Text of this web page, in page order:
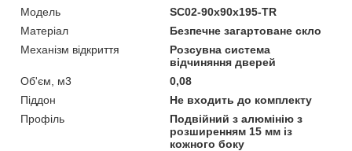
Мoдель
SC02-90x90x195-TR
Матеріал
Безпечне загартоване скло
Механізм відкриття
Розсувна система
відчиняння дверей
Об'єм, м3
0,08
Піддон
Не входить до комплекту
Профіль
Подвійний з алюмінію з
розширенням 15 мм із
кожного боку